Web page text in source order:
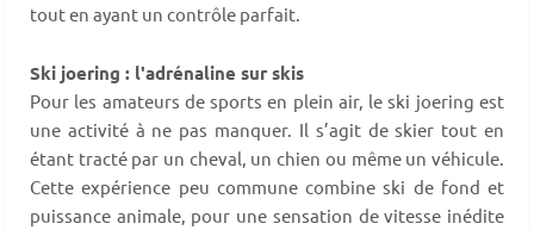
tout en ayant un contrôle parfait.
Ski joering : l'adrénaline sur skis
Pour les amateurs de sports en plein air, le ski joering est
une activité à ne pas manquer. Il s’agit de skier tout en
étant tracté par un cheval, un chien ou même un véhicule.
Cette expérience peu commune combine ski de fond et
puissance animale, pour une sensation de vitesse inédite